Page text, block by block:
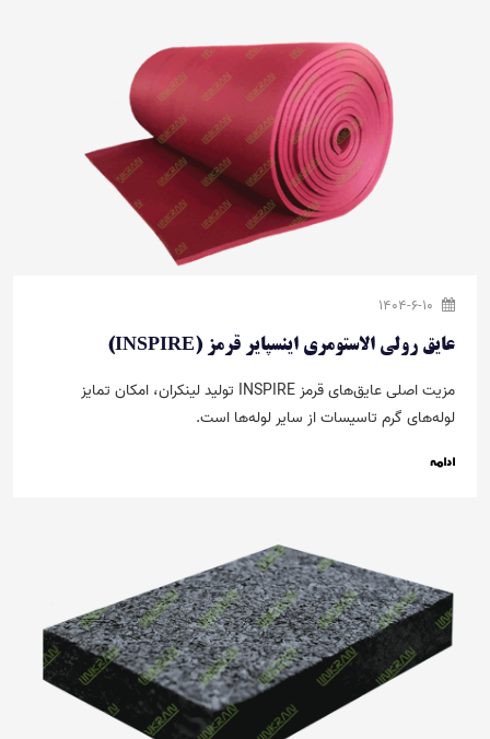
عایق رولی الاستومری اینسپایر قرمز (INSPIRE)
مزیت اصلی عایق‌های قرمز INSPIRE تولید لینکران، امکان تمایز
لوله‌های گرم تاسیسات از سایر لوله‌ها است.
ادامه